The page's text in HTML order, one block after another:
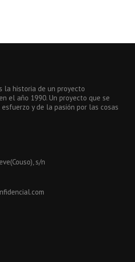
la historia de un proyecto
el año 1990. Un proyecto que se
y de la pasión por las cosas
s/n